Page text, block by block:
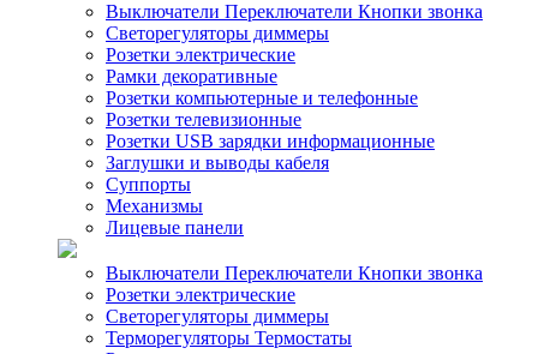
Выключатели Переключатели Кнопки звонка
Светорегуляторы диммеры
Розетки электрические
Рамки декоративные
Розетки компьютерные и телефонные
Розетки телевизионные
Розетки USB зарядки информационные
Заглушки и выводы кабеля
Суппорты
Механизмы
Лицевые панели
Выключатели Переключатели Кнопки звонка
Розетки электрические
Светорегуляторы диммеры
Терморегуляторы Термостаты